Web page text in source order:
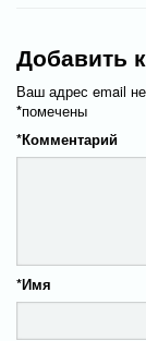
Добавить
Ваш адрес email
помечены
*
Комментарий
*
Имя
*